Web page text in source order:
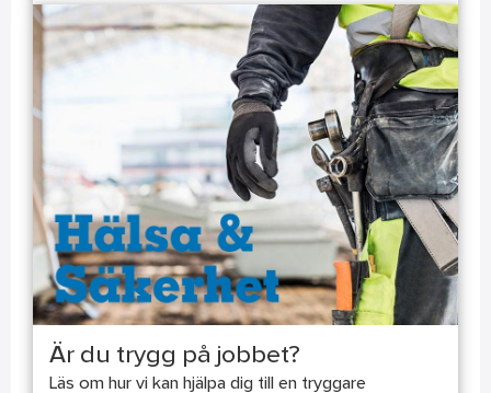
Är du trygg på jobbet?
Läs om hur vi kan hjälpa dig till en tryggare